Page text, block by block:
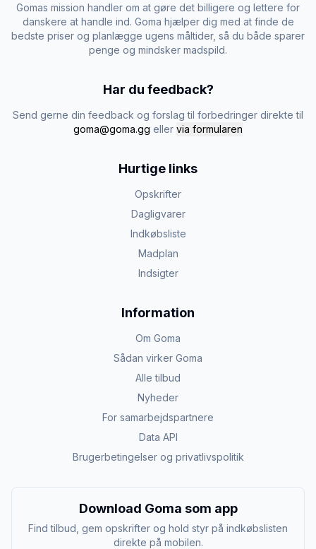
Gomas mission handler om at gøre det billigere og lettere for
danskere at handle ind. Goma hjælper dig med at finde de
bedste priser og planlægge ugens måltider, så du både sparer
penge og mindsker madspild.
Har du feedback?
Send gerne din feedback og forslag til forbedringer direkte til
goma@goma.gg eller via formularen
Hurtige links
Opskrifter
Dagligvarer
Indkøbsliste
Madplan
Indsigter
Information
Om Goma
Sådan virker Goma
Alle tilbud
Nyheder
For samarbejdspartnere
Data API
Brugerbetingelser og privatlivspolitik
Download Goma som app
Find tilbud, gem opskrifter og hold styr på indkøbslisten
direkte på mobilen.